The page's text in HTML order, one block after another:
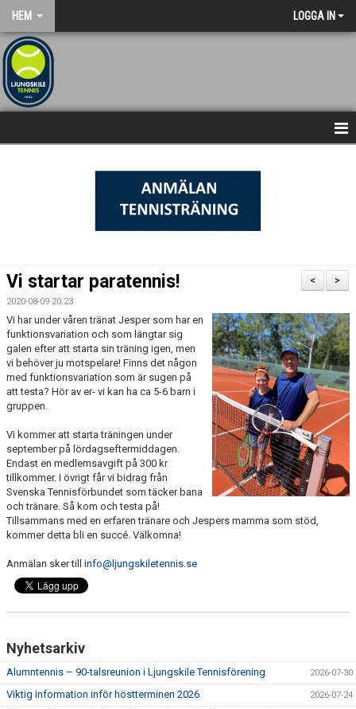
HEM LOGGA IN
>
<
Vi startar paratennis!
2020-08-09 20:23
Vi har under våren tränat Jesper som har en
funktionsvariation och som längtar sig
galen efter att starta sin träning igen, men
vi behöver ju motspelare! Finns det någon
med funktionsvariation som är sugen på
att testa? Hör av er- vi kan ha ca 5-6 barn i
gruppen.
Vi kommer att starta träningen under
september på lördagseftermiddagen.
Endast en medlemsavgift på 300 kr
tillkommer. I övrigt får vi bidrag från
Svenska Tennisförbundet som täcker bana
och tränare. Så kom och testa på!
Tillsammans med en erfaren tränare och Jespers mamma som stöd,
kommer detta bli en succé. Välkomna!
Anmälan sker till info@ljungskiletennis.se
Nyhetsarkiv
Alumntennis – 90-talsreunion i Ljungskile Tennisförening 2026-07-30
Viktig information inför höstterminen 2026 2026-07-24